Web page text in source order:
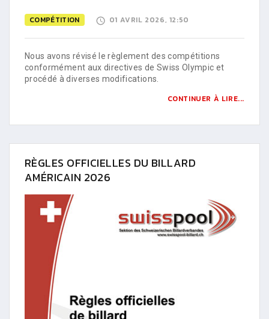
COMPÉTITION 01 AVRIL 2026, 12:50
Nous avons révisé le règlement des compétitions
conformément aux directives de Swiss Olympic et
procédé à diverses modifications.
CONTINUER À LIRE...
RÈGLES OFFICIELLES DU BILLARD
AMÉRICAIN 2026